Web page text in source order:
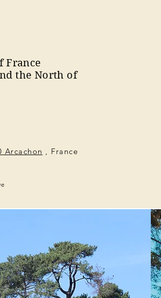
France
the North of
Arcachon , France